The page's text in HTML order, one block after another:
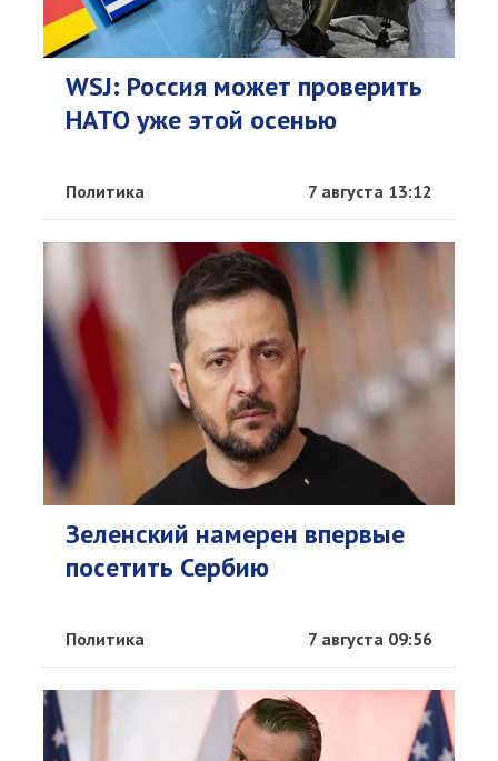
WSJ: Россия может проверить
НАТО уже этой осенью
Политика 7 августа 13:12
Зеленский намерен впервые
посетить Сербию
Политика 7 августа 09:56